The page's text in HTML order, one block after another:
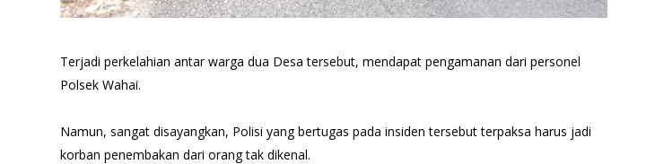
Terjadi perkelahian antar warga dua Desa tersebut, mendapat pengamanan dari personel
Polsek Wahai.
Namun, sangat disayangkan, Polisi yang bertugas pada insiden tersebut terpaksa harus jadi
korban penembakan dari orang tak dikenal.